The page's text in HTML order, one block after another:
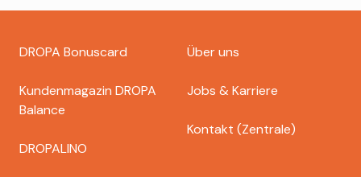
Footer
dropa
DROPA Bonuscard
Kundenmagazin DROPA
Balance
DROPALINO
Über uns
Jobs & Karriere
Kontakt (Zentrale)